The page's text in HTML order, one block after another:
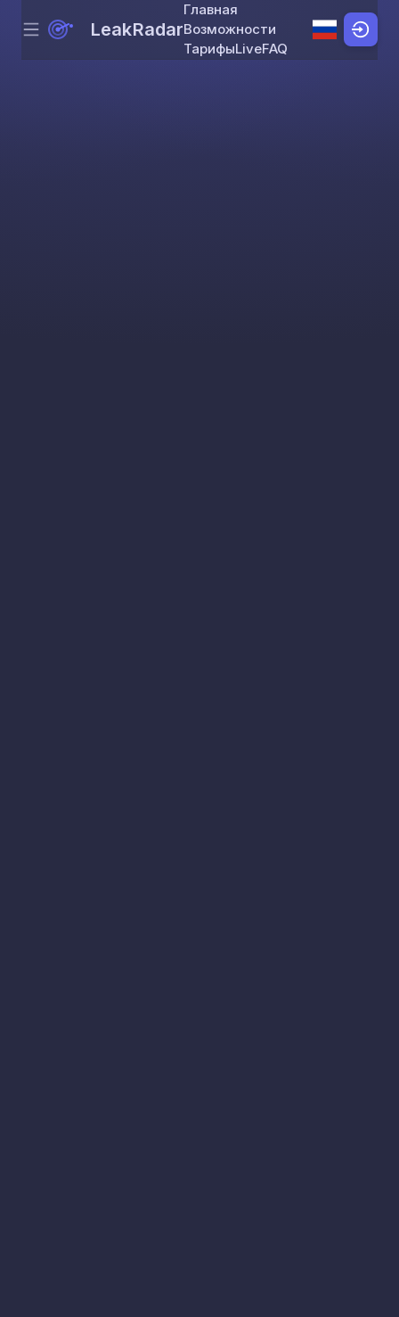
Skip to content
Menu LeakRadar
Главная
Возможности
ТарифыLiveFAQ